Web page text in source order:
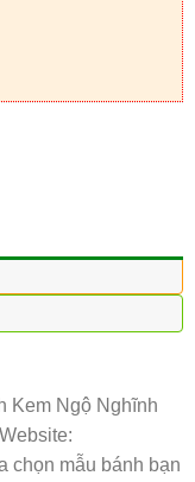
Kem Ngộ Nghĩnh
chọn mẫu bánh bạn